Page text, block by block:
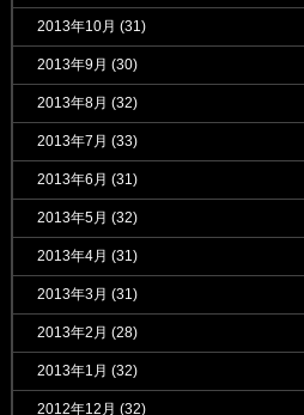
2013年10月 (31)
2013年9月 (30)
2013年8月 (32)
2013年7月 (33)
2013年6月 (31)
2013年5月 (32)
2013年4月 (31)
2013年3月 (31)
2013年2月 (28)
2013年1月 (32)
2012年12月 (32)